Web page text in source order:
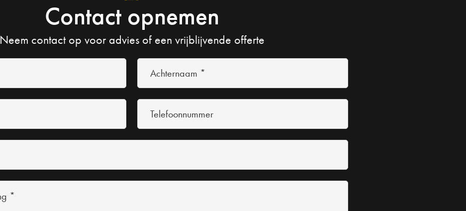
Contact opnemen
Neem contact op voor advies of een vrijblijvende offerte
*
(Vereist)